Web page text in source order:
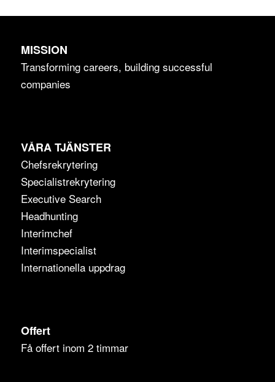
MISSION
Transforming careers, building successful
companies
VÅRA TJÄNSTER
Chefsrekrytering
Specialistrekrytering
Executive Search
Headhunting
Interimchef
Interimspecialist
Internationella uppdrag
Offert
Få offert inom 2 timmar